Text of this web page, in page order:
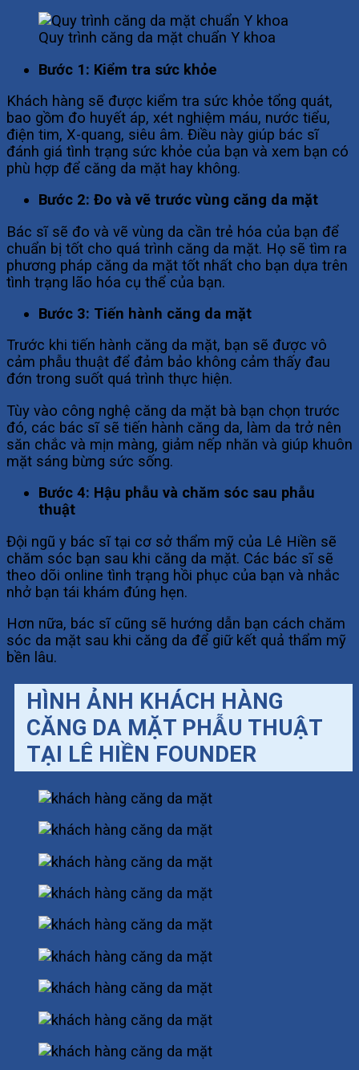
Quy trình căng da mặt chuẩn Y khoa
Bước 1: Kiểm tra sức khỏe
Khách hàng sẽ được kiểm tra sức khỏe tổng quát,
bao gồm đo huyết áp, xét nghiệm máu, nước tiểu,
điện tim, X-quang, siêu âm. Điều này giúp bác sĩ
đánh giá tình trạng sức khỏe của bạn và xem bạn có
phù hợp để căng da mặt hay không.
Bước 2: Đo và vẽ trước vùng căng da mặt
Bác sĩ sẽ đo và vẽ vùng da cần trẻ hóa của bạn để
chuẩn bị tốt cho quá trình căng da mặt. Họ sẽ tìm ra
phương pháp căng da mặt tốt nhất cho bạn dựa trên
tình trạng lão hóa cụ thể của bạn.
Bước 3: Tiến hành căng da mặt
Trước khi tiến hành căng da mặt, bạn sẽ được vô
cảm phẫu thuật để đảm bảo không cảm thấy đau
đớn trong suốt quá trình thực hiện.
Tùy vào công nghệ căng da mặt bà bạn chọn trước
đó, các bác sĩ sẽ tiến hành căng da, làm da trở nên
săn chắc và mịn màng, giảm nếp nhăn và giúp khuôn
mặt sáng bừng sức sống.
Bước 4: Hậu phẫu và chăm sóc sau phẫu
thuật
Đội ngũ y bác sĩ tại cơ sở thẩm mỹ của Lê Hiền sẽ
chăm sóc bạn sau khi căng da mặt. Các bác sĩ sẽ
theo dõi online tình trạng hồi phục của bạn và nhắc
nhở bạn tái khám đúng hẹn.
Hơn nữa, bác sĩ cũng sẽ hướng dẫn bạn cách chăm
sóc da mặt sau khi căng da để giữ kết quả thẩm mỹ
bền lâu.
HÌNH ẢNH KHÁCH HÀNG
CĂNG DA MẶT PHẪU THUẬT
TẠI LÊ HIỀN FOUNDER